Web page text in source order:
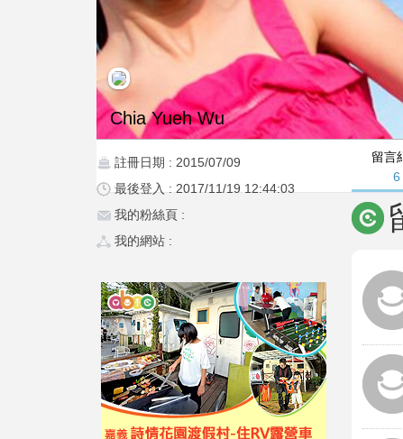
留言
6
Chia Yueh Wu
註冊日期 : 2015/07/09
最後登入 : 2017/11/19 12:44:03
我的粉絲頁 :
我的網站 :